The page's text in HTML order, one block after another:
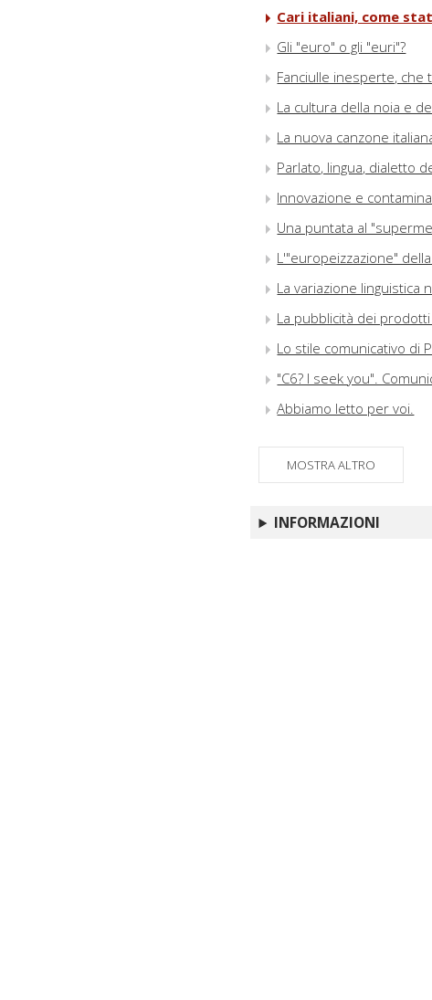
Cari italiani, come
Gli "euro" o gli "euri"?
Fanciulle inesperte, che
La cultura della noia e
La nuova canzone
Parlato, lingua, dialetto
Innovazione e
Una puntata al
L'"europeizzazione"
La variazione linguistica
La pubblicità dei
Lo stile comunicativo di
"C6? I seek you".
Abbiamo letto per voi.
MOSTRA ALTRO
INFORMAZIONI